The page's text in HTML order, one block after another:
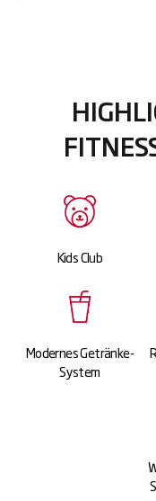
Kids Club
Modernes Getränke-
System